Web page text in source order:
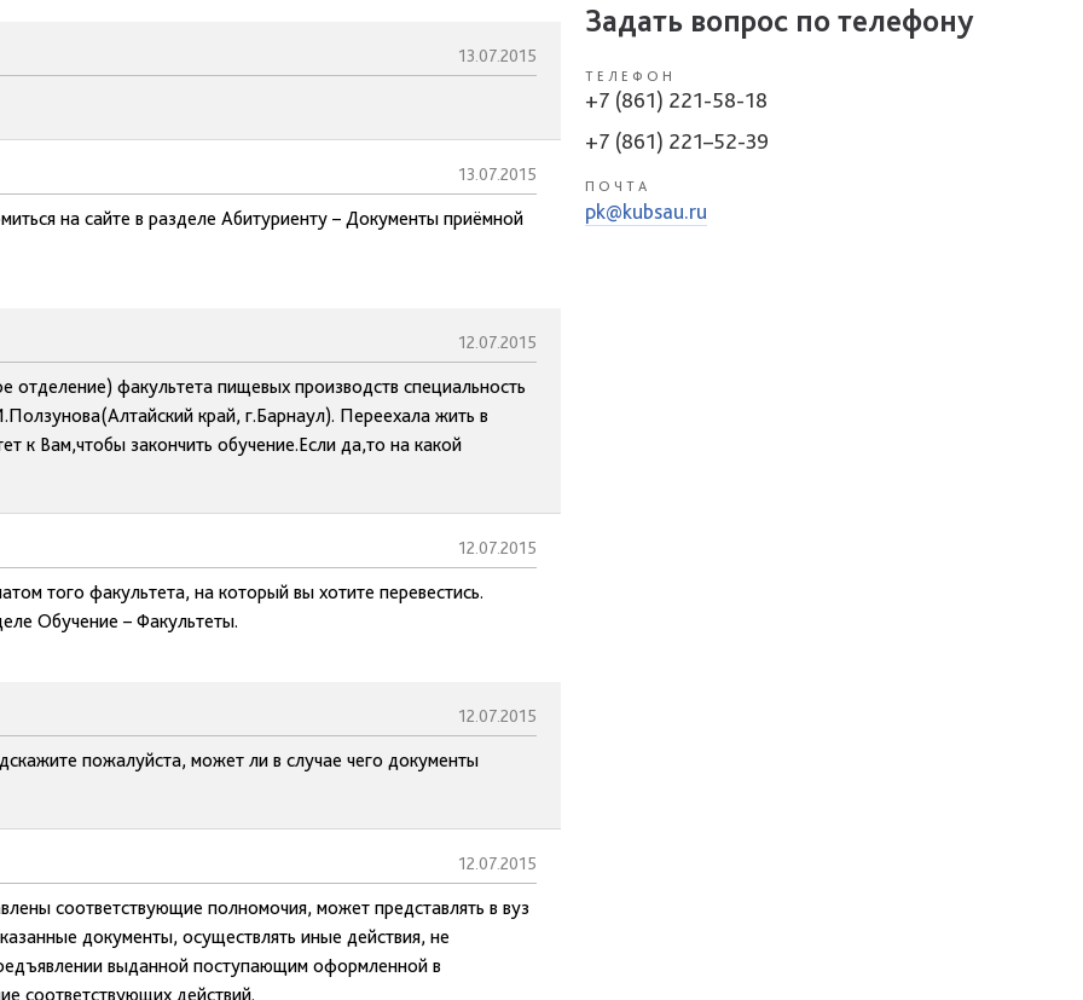
13.07.2015
13.07.2015
на сайте в разделе Абитуриенту – Документы приёмной
12.07.2015
факультета пищевых производств специальность
край, г.Барнаул). Переехала жить в
к Вам,чтобы закончить обучение.Если да,то на какой
12.07.2015
того факультета, на который вы хотите перевестись.
Обучение – Факультеты.
12.07.2015
пожалуйста, может ли в случае чего документы
12.07.2015
соответствующие полномочия, может представлять в вуз
документы, осуществлять иные действия, не
выданной поступающим оформленной в
соответствующих действий.
Задать вопрос по телефону
ТЕЛЕФОН
+7 (861) 221-58-18
+7 (861) 221–52-39
ПОЧТА
pk@kubsau.ru